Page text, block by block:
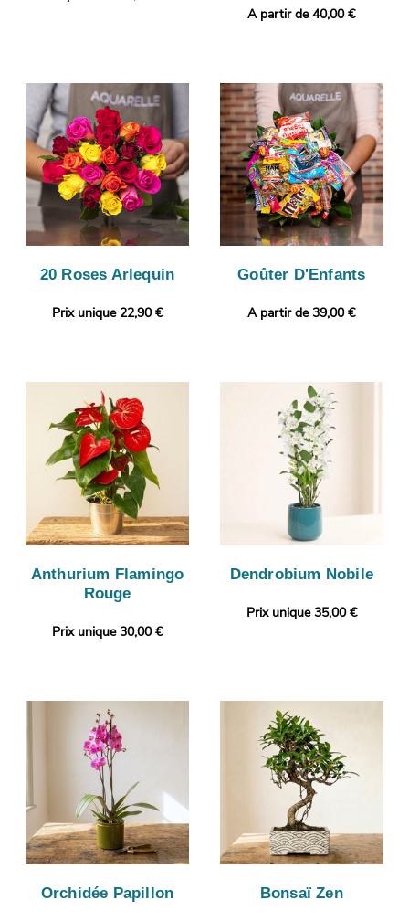
A partir de 40,00 €
20 Roses Arlequin
Prix unique 22,90 €
Goûter D'Enfants
A partir de 39,00 €
Anthurium Flamingo
Rouge
Prix unique 30,00 €
Dendrobium Nobile
Prix unique 35,00 €
Orchidée Papillon Bonsaï Zen